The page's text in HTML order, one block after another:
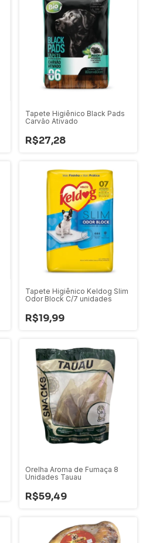
Tapete Higiênico Black Pads
Carvão Ativado
R$27,28
Tapete Higiênico Keldog Slim
Odor Block C/7 unidades
R$19,99
Orelha Aroma de Fumaça 8
Unidades Tauau
R$59,49